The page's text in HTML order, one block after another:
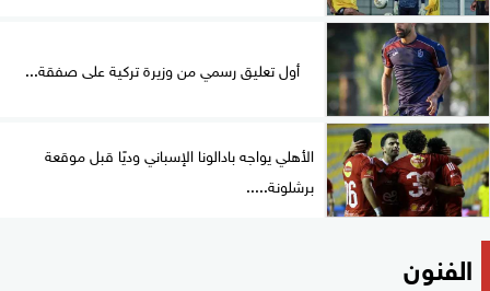
أول تعليق رسمي من وزيرة تركية على صفقة...
الأهلي يواجه بادالونا الإسباني وديًا قبل موقعة
برشلونة.....
الفنون